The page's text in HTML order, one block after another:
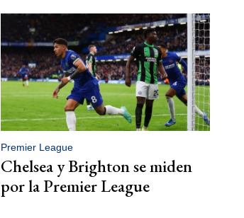
Premier League
Chelsea y Brighton se miden
por la Premier League